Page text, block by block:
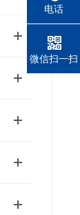
电话
微信扫一扫